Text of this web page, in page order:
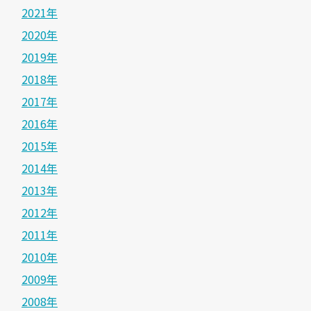
2021年
2020年
2019年
2018年
2017年
2016年
2015年
2014年
2013年
2012年
2011年
2010年
2009年
2008年